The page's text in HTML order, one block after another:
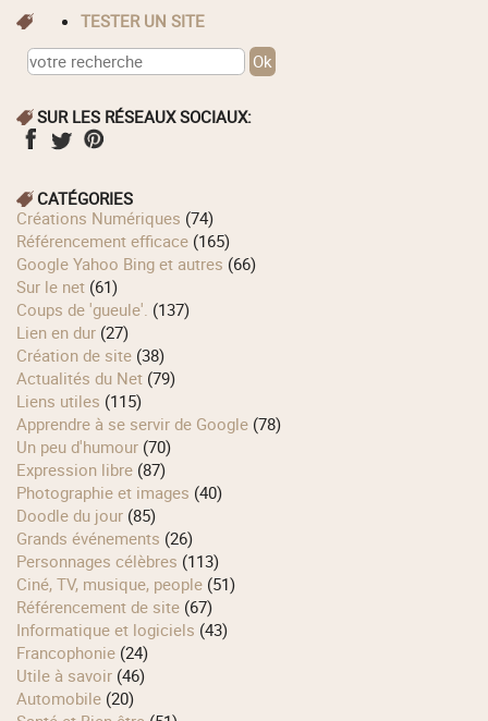
TESTER UN SITE
SUR LES RÉSEAUX SOCIAUX:
CATÉGORIES
Créations Numériques (74)
Référencement efficace (165)
Google Yahoo Bing et autres (66)
Sur le net (61)
Coups de 'gueule'. (137)
Lien en dur (27)
Création de site (38)
Actualités du Net (79)
Liens utiles (115)
Apprendre à se servir de Google (78)
Un peu d'humour (70)
Expression libre (87)
Photographie et images (40)
Doodle du jour (85)
Grands événements (26)
Personnages célèbres (113)
Ciné, TV, musique, people (51)
Référencement de site (67)
Informatique et logiciels (43)
Francophonie (24)
Utile à savoir (46)
Automobile (20)